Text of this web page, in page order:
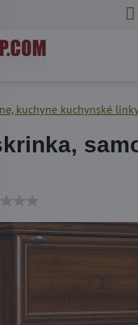
kuchyne kuchynské